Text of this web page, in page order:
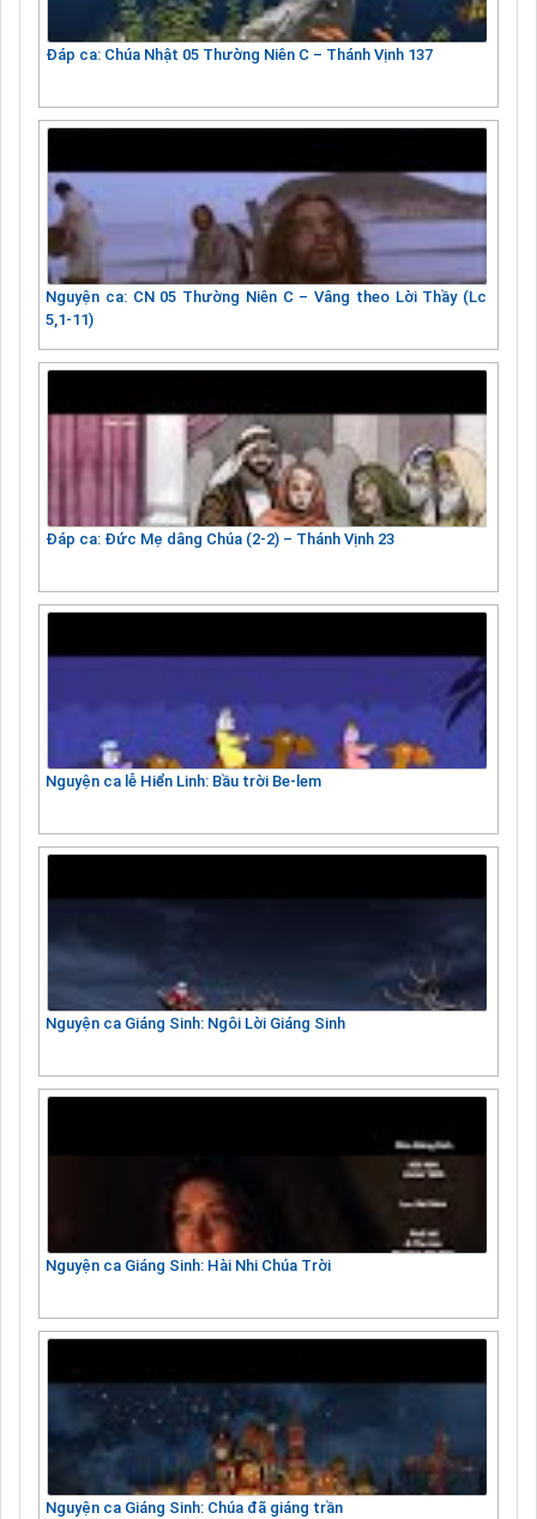
Đáp ca: Chúa Nhật 05 Thường Niên C – Thánh Vịnh 137
Nguyện ca: CN 05 Thường Niên C – Vâng theo Lời Thầy (Lc
5,1-11)
Đáp ca: Đức Mẹ dâng Chúa (2-2) – Thánh Vịnh 23
Nguyện ca lễ Hiển Linh: Bầu trời Be-lem
Nguyện ca Giáng Sinh: Ngôi Lời Giáng Sinh
Nguyện ca Giáng Sinh: Hài Nhi Chúa Trời
Nguyện ca Giáng Sinh: Chúa đã giáng trần